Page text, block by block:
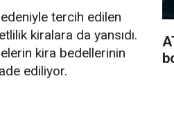
tercih edilen
kiralara da yansıdı.
kira bedellerinin
ediliyor.